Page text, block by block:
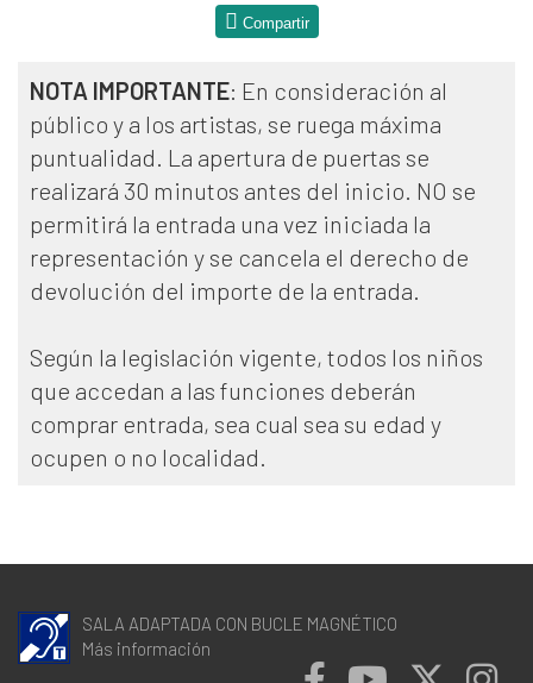
Compartir
NOTA IMPORTANTE: En consideración al
público y a los artistas, se ruega máxima
puntualidad. La apertura de puertas se
realizará 30 minutos antes del inicio. NO se
permitirá la entrada una vez iniciada la
representación y se cancela el derecho de
devolución del importe de la entrada.
Según la legislación vigente, todos los niños
que accedan a las funciones deberán
comprar entrada, sea cual sea su edad y
ocupen o no localidad.
SALA ADAPTADA CON BUCLE MAGNÉTICO
Más información